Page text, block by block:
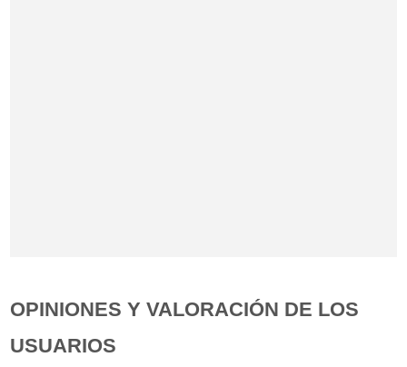
OPINIONES Y VALORACIÓN DE LOS
USUARIOS